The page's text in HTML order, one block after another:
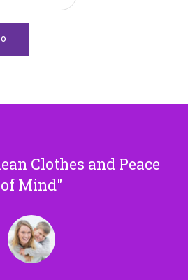
Clothes and Peace
of Mind